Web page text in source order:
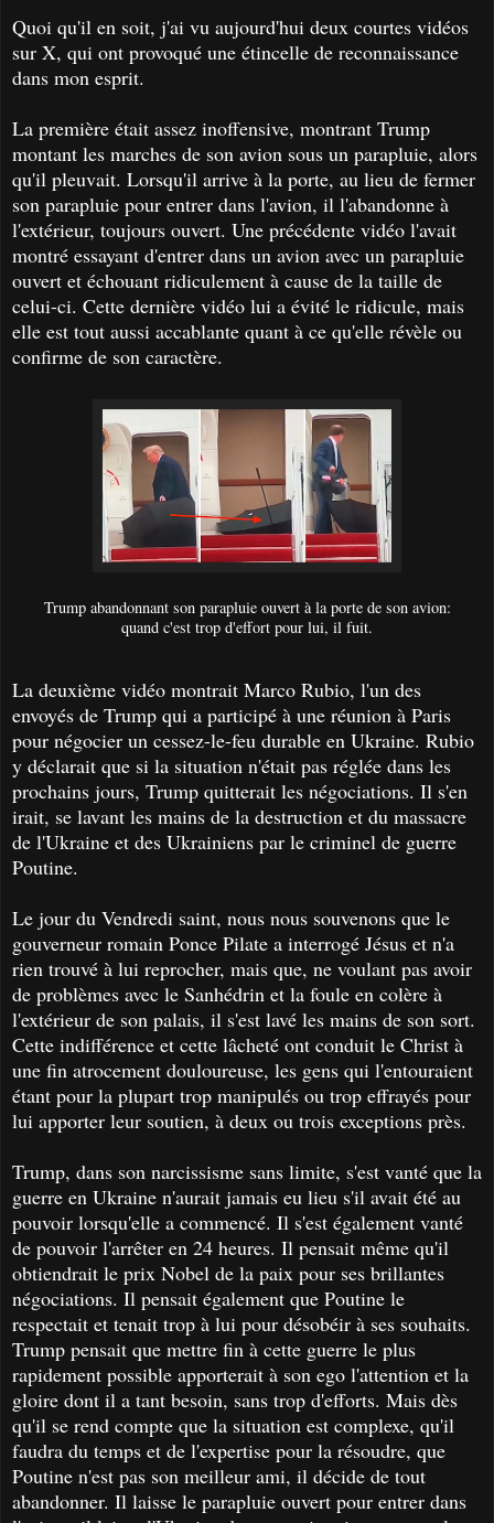
Quoi qu'il en soit, j'ai vu aujourd'hui deux courtes vidéos
sur X, qui ont provoqué une étincelle de reconnaissance
dans mon esprit.
La première était assez inoffensive, montrant Trump
montant les marches de son avion sous un parapluie, alors
qu'il pleuvait. Lorsqu'il arrive à la porte, au lieu de fermer
son parapluie pour entrer dans l'avion, il l'abandonne à
l'extérieur, toujours ouvert. Une précédente vidéo l'avait
montré essayant d'entrer dans un avion avec un parapluie
ouvert et échouant ridiculement à cause de la taille de
celui-ci. Cette dernière vidéo lui a évité le ridicule, mais
elle est tout aussi accablante quant à ce qu'elle révèle ou
confirme de son caractère.
Trump abandonnant son parapluie ouvert à la porte de son avion:
quand c'est trop d'effort pour lui, il fuit.
La deuxième vidéo montrait Marco Rubio, l'un des
envoyés de Trump qui a participé à une réunion à Paris
pour négocier un cessez-le-feu durable en Ukraine. Rubio
y déclarait que si la situation n'était pas réglée dans les
prochains jours, Trump quitterait les négociations. Il s'en
irait, se lavant les mains de la destruction et du massacre
de l'Ukraine et des Ukrainiens par le criminel de guerre
Poutine.
Le jour du Vendredi saint, nous nous souvenons que le
gouverneur romain Ponce Pilate a interrogé Jésus et n'a
rien trouvé à lui reprocher, mais que, ne voulant pas avoir
de problèmes avec le Sanhédrin et la foule en colère à
l'extérieur de son palais, il s'est lavé les mains de son sort.
Cette indifférence et cette lâcheté ont conduit le Christ à
une fin atrocement douloureuse, les gens qui l'entouraient
étant pour la plupart trop manipulés ou trop effrayés pour
lui apporter leur soutien, à deux ou trois exceptions près.
Trump, dans son narcissisme sans limite, s'est vanté que la
guerre en Ukraine n'aurait jamais eu lieu s'il avait été au
pouvoir lorsqu'elle a commencé. Il s'est également vanté
de pouvoir l'arrêter en 24 heures. Il pensait même qu'il
obtiendrait le prix Nobel de la paix pour ses brillantes
négociations. Il pensait également que Poutine le
respectait et tenait trop à lui pour désobéir à ses souhaits.
Trump pensait que mettre fin à cette guerre le plus
rapidement possible apporterait à son ego l'attention et la
gloire dont il a tant besoin, sans trop d'efforts. Mais dès
qu'il se rend compte que la situation est complexe, qu'il
faudra du temps et de l'expertise pour la résoudre, que
Poutine n'est pas son meilleur ami, il décide de tout
abandonner. Il laisse le parapluie ouvert pour entrer dans